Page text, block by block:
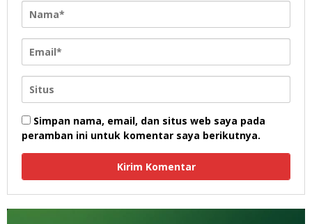
Simpan nama, email, dan situs web saya pada
peramban ini untuk komentar saya berikutnya.